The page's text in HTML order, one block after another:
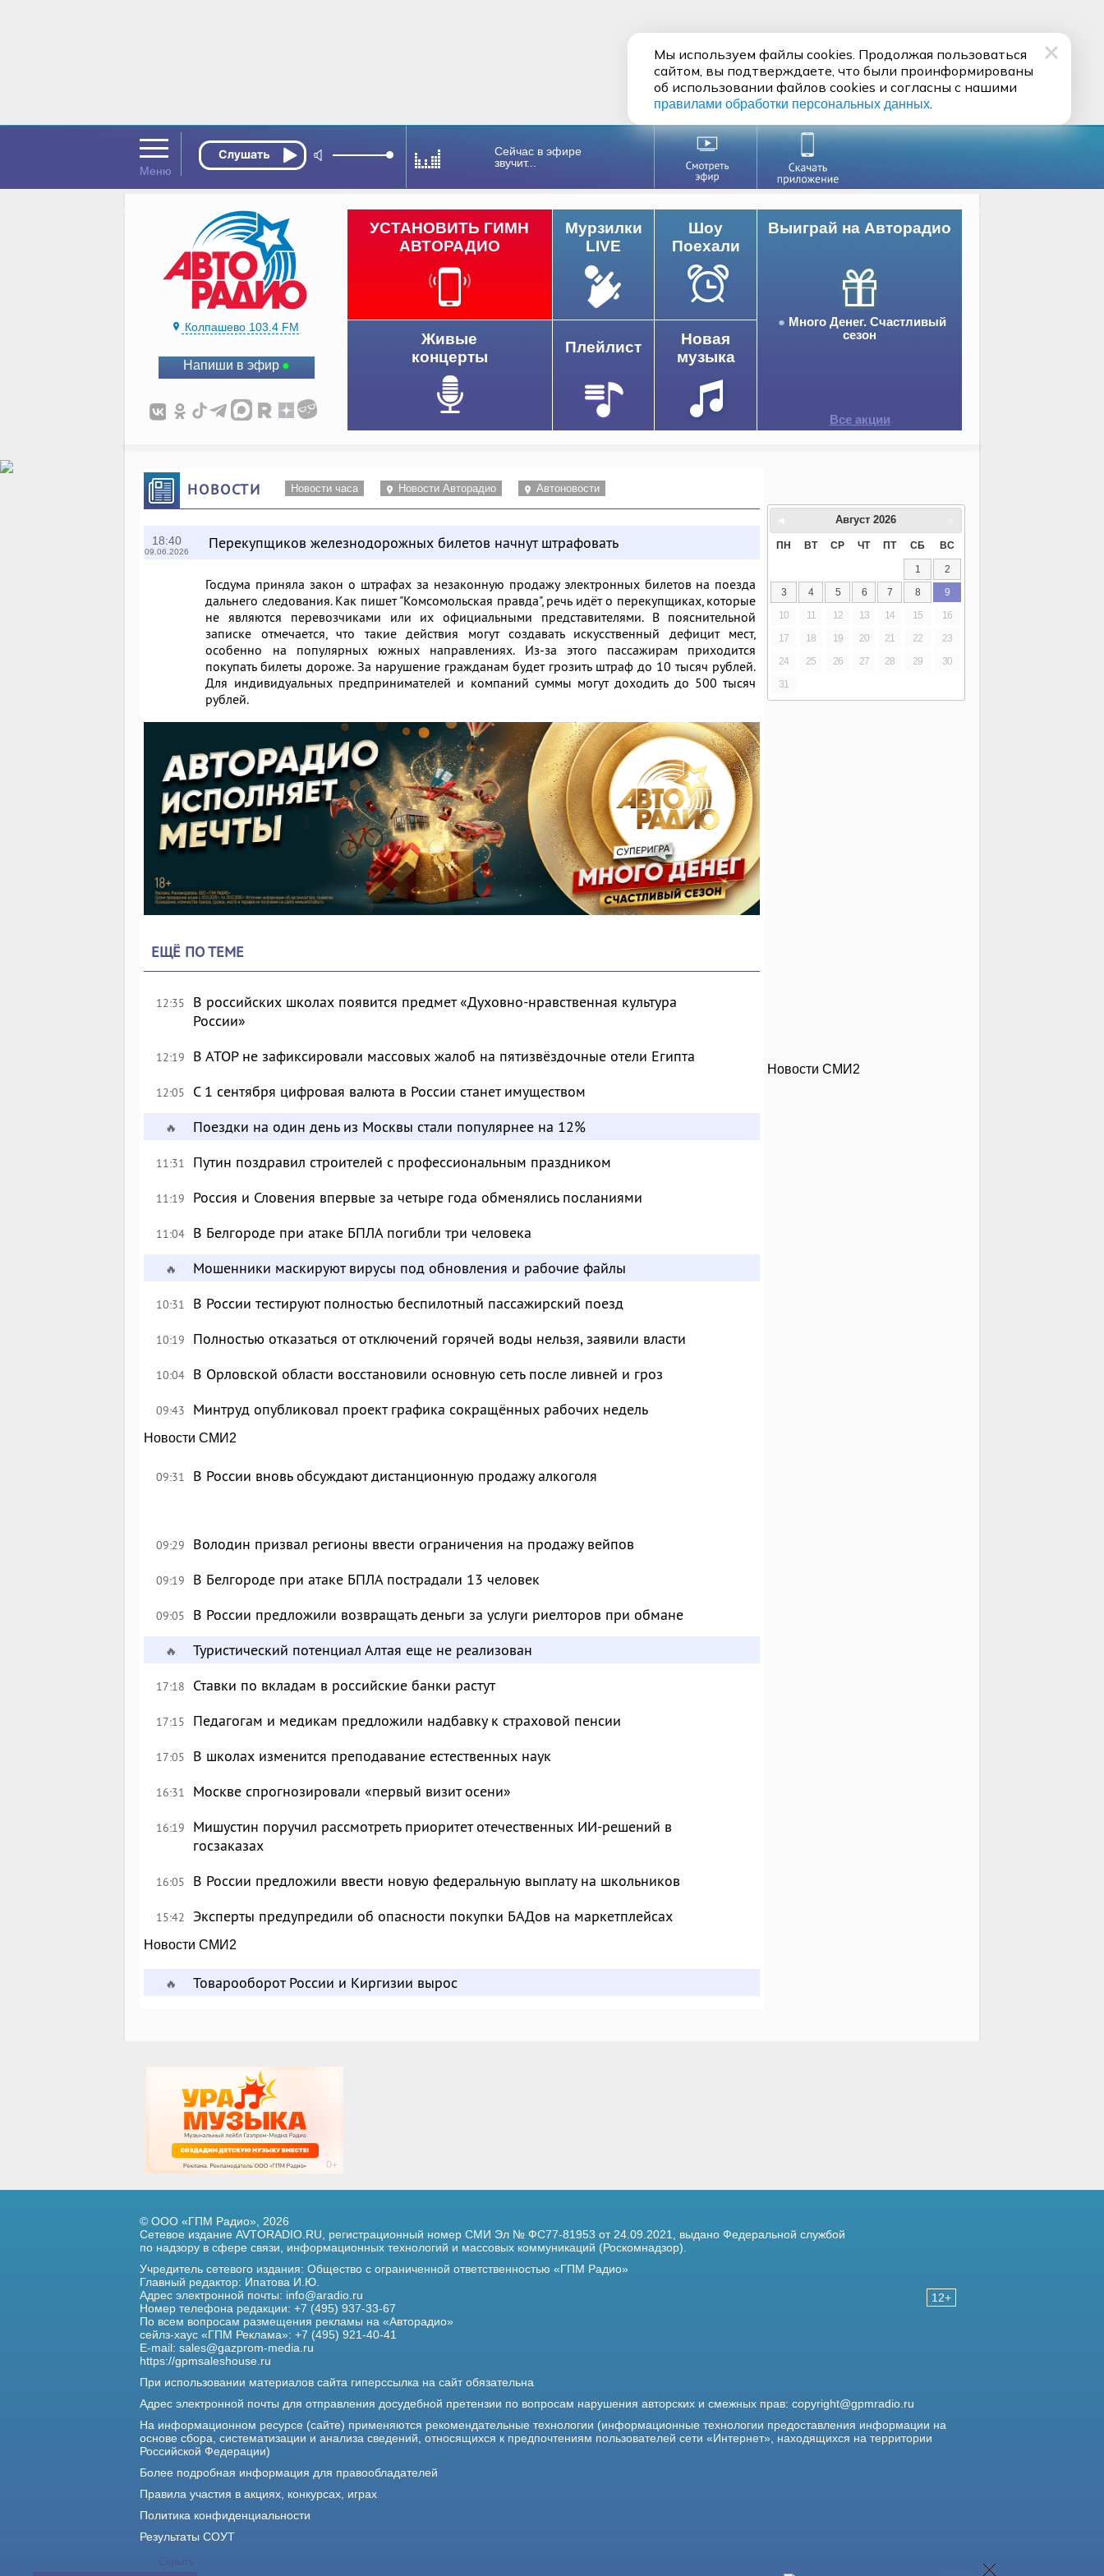
Сейчас в эфире
звучит...
Колпашево 103.4 FM
Напиши в эфир
Выиграй на Авторадио
Много Денег. Счастливый
сезон
Все акции
УСТАНОВИТЬ ГИМН
АВТОРАДИО
Мурзилки
LIVE
Шоу
Поехали
Живые
концерты
Плейлист
Новая
музыка
НОВОСТИ Новости часа Новости Авторадио Автоновости
18:40
09.06.2026 Перекупщиков железнодорожных билетов начнут штрафовать
Госдума приняла закон о штрафах за незаконную продажу электронных билетов на поезда
дальнего следования. Как пишет"Комсомольская правда", речь идёт о перекупщиках, которые
не являются перевозчиками или их официальными представителями. В пояснительной
записке отмечается, что такие действия могут создавать искусственный дефицит мест,
особенно на популярных южных направлениях. Из-за этого пассажирам приходится
покупать билеты дороже. За нарушение гражданам будет грозить штраф до 10 тысяч рублей.
Для индивидуальных предпринимателей и компаний суммы могут доходить до 500 тысяч
рублей.
ЕЩЁ ПО ТЕМЕ
12:35
В российских школах появится предмет «Духовно-нравственная культура
России»
12:19 В АТОР не зафиксировали массовых жалоб на пятизвёздочные отели Египта
12:05 С 1 сентября цифровая валюта в России станет имуществом
🔥 Поездки на один день из Москвы стали популярнее на 12%
11:31 Путин поздравил строителей с профессиональным праздником
11:19 Россия и Словения впервые за четыре года обменялись посланиями
11:04 В Белгороде при атаке БПЛА погибли три человека
🔥 Мошенники маскируют вирусы под обновления и рабочие файлы
10:31 В России тестируют полностью беспилотный пассажирский поезд
10:19 Полностью отказаться от отключений горячей воды нельзя, заявили власти
10:04 В Орловской области восстановили основную сеть после ливней и гроз
09:43 Минтруд опубликовал проект графика сокращённых рабочих недель
Новости СМИ2
09:31 В России вновь обсуждают дистанционную продажу алкоголя
09:29 Володин призвал регионы ввести ограничения на продажу вейпов
09:19 В Белгороде при атаке БПЛА пострадали 13 человек
09:05 В России предложили возвращать деньги за услуги риелторов при обмане
🔥 Туристический потенциал Алтая еще не реализован
17:18 Ставки по вкладам в российские банки растут
17:15 Педагогам и медикам предложили надбавку к страховой пенсии
17:05 В школах изменится преподавание естественных наук
16:31 Москве спрогнозировали «первый визит осени»
16:19
Мишустин поручил рассмотреть приоритет отечественных ИИ-решений в
госзаказах
16:05 В России предложили ввести новую федеральную выплату на школьников
15:42 Эксперты предупредили об опасности покупки БАДов на маркетплейсах
Новости СМИ2
🔥 Товарооборот России и Киргизии вырос
Август 2026
ПН ВТ СР ЧТ ПТ СБ ВС
1
2
3
4 5 6 7 8
9
10
11 12 13 14 15
16
17
18 19 20 21 22
23
24
25 26 27 28 29
30
31
Новости СМИ2
Скрыть
12+
© ООО «ГПМ Радио», 2026
Сетевое издание AVTORADIO.RU, регистрационный номер СМИ Эл № ФС77-81953 от 24.09.2021, выдано Федеральной службой
по надзору в сфере связи, информационных технологий и массовых коммуникаций (Роскомнадзор).
Учредитель сетевого издания: Общество с ограниченной ответственностью «ГПМ Радио»
Главный редактор: Ипатова И.Ю.
Адрес электронной почты: info@aradio.ru
Номер телефона редакции: +7 (495) 937-33-67
По всем вопросам размещения рекламы на «Авторадио»
сейлз-хаус «ГПМ Реклама»: +7 (495) 921-40-41
E-mail: sales@gazprom-media.ru
https://gpmsaleshouse.ru
При использовании материалов сайта гиперссылка на сайт обязательна
Адрес электронной почты для отправления досудебной претензии по вопросам нарушения авторских и смежных прав: copyright@gpmradio.ru
На информационном ресурсе (сайте) применяются рекомендательные технологии (информационные технологии предоставления информации на
основе сбора, систематизации и анализа сведений, относящихся к предпочтениям пользователей сети «Интернет», находящихся на территории
Российской Федерации)
Более подробная информация для правообладателей
Правила участия в акциях, конкурсах, играх
Политика конфиденциальности
Результаты СОУТ
Мы используем файлы cookies. Продолжая пользоваться
сайтом, вы подтверждаете, что были проинформированы
об использовании файлов cookies и согласны с нашими
правилами обработки персональных данных.